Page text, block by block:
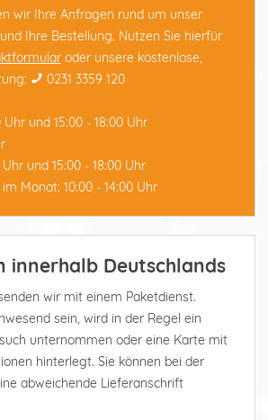
wir Ihre Anfragen rund um unser
Ihre Bestellung. Nutzen Sie hierfür
oder unsere kostenlose,
0231 3359 120
Uhr und 15:00 - 18:00 Uhr
und 15:00 - 18:00 Uhr
Monat: 10:00 - 14:00 Uhr
innerhalb Deutschlands
wir mit einem Paketdienst.
sein, wird in der Regel ein
unternommen oder eine Karte mit
hinterlegt. Sie können bei der
abweichende Lieferanschrift